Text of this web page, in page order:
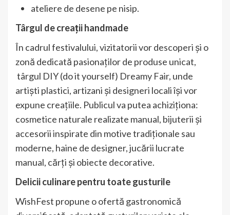
ateliere de desene pe nisip.
Târgul de creații handmade
În cadrul festivalului, vizitatorii vor descoperi și o
zonă dedicată pasionaților de produse unicat,
târgul DIY (do it yourself) Dreamy Fair, unde
artiști plastici, artizani și designeri locali își vor
expune creațiile. Publicul va putea achiziționa:
cosmetice naturale realizate manual, bijuterii și
accesorii inspirate din motive tradiționale sau
moderne, haine de designer, jucării lucrate
manual, cărți și obiecte decorative.
Delicii culinare pentru toate gusturile
WishFest propune o ofertă gastronomică